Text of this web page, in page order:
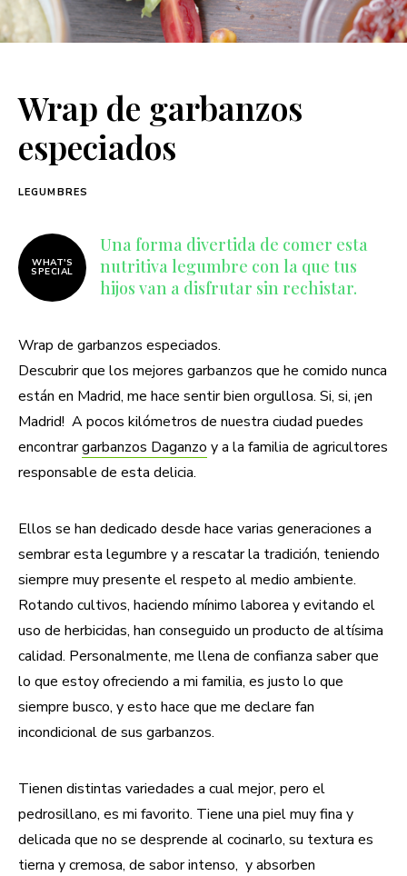
Wrap de garbanzos
especiados
LEGUMBRES
WHAT'S
SPECIAL
Una forma divertida de comer esta
nutritiva legumbre con la que tus
hijos van a disfrutar sin rechistar.
Wrap de garbanzos especiados.
Descubrir que los mejores garbanzos que he comido nunca
están en Madrid, me hace sentir bien orgullosa. Si, si, ¡en
Madrid! A pocos kilómetros de nuestra ciudad puedes
encontrargarbanzos Daganzo y a la familia de agricultores
responsable de esta delicia.
Ellos se han dedicado desde hace varias generaciones a
sembrar esta legumbre y a rescatar la tradición, teniendo
siempre muy presente el respeto al medio ambiente.
Rotando cultivos, haciendo mínimo laborea y evitando el
uso de herbicidas, han conseguido un producto de altísima
calidad. Personalmente, me llena de confianza saber que
lo que estoy ofreciendo a mi familia, es justo lo que
siempre busco, y esto hace que me declare fan
incondicional de sus garbanzos.
Tienen distintas variedades a cual mejor, pero el
pedrosillano, es mi favorito. Tiene una piel muy fina y
delicada que no se desprende al cocinarlo, su textura es
tierna y cremosa, de sabor intenso, y absorben